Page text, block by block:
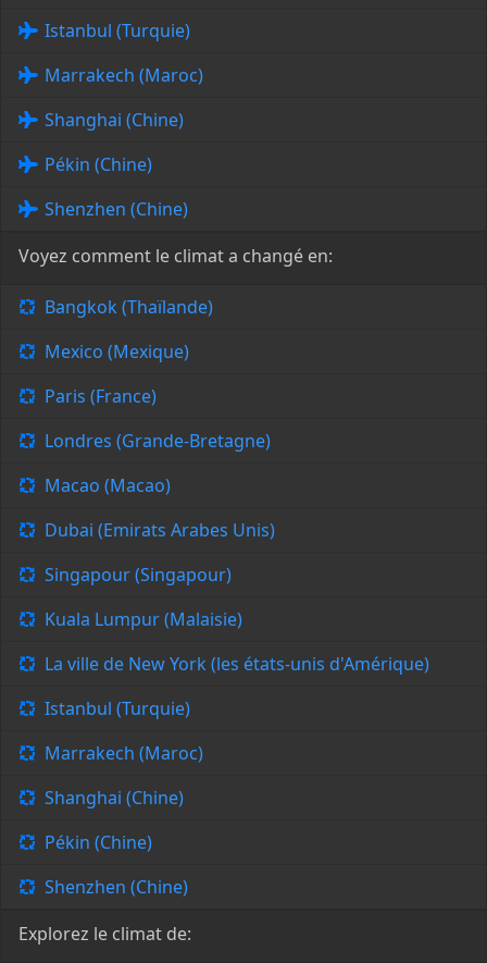
Istanbul (Turquie)
Marrakech (Maroc)
Shanghai (Chine)
Pékin (Chine)
Shenzhen (Chine)
Voyez comment le climat a changé en:
Bangkok (Thaïlande)
Mexico (Mexique)
Paris (France)
Londres (Grande-Bretagne)
Macao (Macao)
Dubai (Emirats Arabes Unis)
Singapour (Singapour)
Kuala Lumpur (Malaisie)
La ville de New York (les états-unis d'Amérique)
Istanbul (Turquie)
Marrakech (Maroc)
Shanghai (Chine)
Pékin (Chine)
Shenzhen (Chine)
Explorez le climat de: